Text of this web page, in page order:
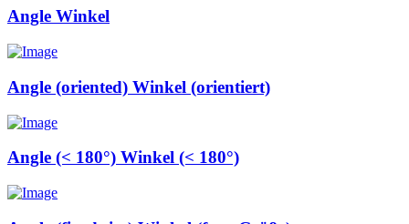
Angle Winkel
Angle (oriented) Winkel (orientiert)
Angle (< 180°) Winkel (< 180°)